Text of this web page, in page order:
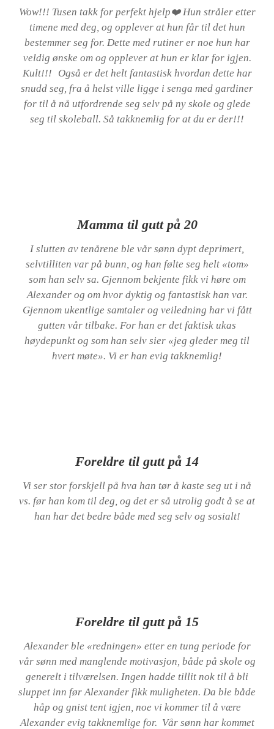
Wow!!! Tusen takk for perfekt hjelp❤️Hun stråler etter
timene med deg, og opplever at hun får til det hun
bestemmer seg for. Dette med rutiner er noe hun har
veldig ønske om og opplever at hun er klar for igjen.
Kult!!! Også er det helt fantastisk hvordan dette har
snudd seg, fra å helst ville ligge i senga med gardiner
for til å nå utfordrende seg selv på ny skole og glede
seg til skoleball. Så takknemlig for at du er der!!!
Mamma til gutt på 20
I slutten av tenårene ble vår sønn dypt deprimert,
selvtilliten var på bunn, og han følte seg helt «tom»
som han selv sa. Gjennom bekjente fikk vi høre om
Alexander og om hvor dyktig og fantastisk han var.
Gjennom ukentlige samtaler og veiledning har vi fått
gutten vår tilbake. For han er det faktisk ukas
høydepunkt og som han selv sier «jeg gleder meg til
hvert møte». Vi er han evig takknemlig!
Foreldre til gutt på 14
Vi ser stor forskjell på hva han tør å kaste seg ut i nå
vs. før han kom til deg, og det er så utrolig godt å se at
han har det bedre både med seg selv og sosialt!
Foreldre til gutt på 15
Alexander ble «redningen» etter en tung periode for
vår sønn med manglende motivasjon, både på skole og
generelt i tilværelsen. Ingen hadde tillit nok til å bli
sluppet inn før Alexander fikk muligheten. Da ble både
håp og gnist tent igjen, noe vi kommer til å være
Alexander evig takknemlige for. Vår sønn har kommet